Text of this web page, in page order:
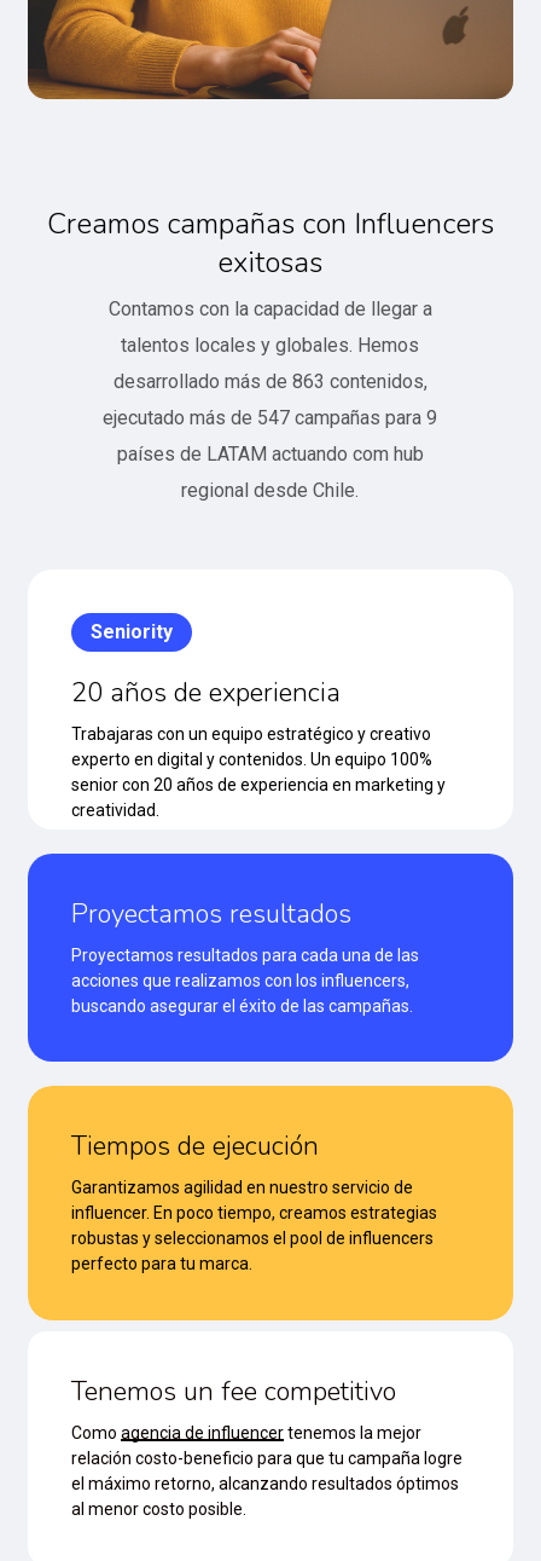
Creamos campañas con Influencers
exitosas
Contamos con la capacidad de llegar a
talentos locales y globales. Hemos
desarrollado más de 863 contenidos,
ejecutado más de 547 campañas para 9
países de LATAM actuando com hub
regional desde Chile.
Seniority
20 años de experiencia
Trabajaras con un equipo estratégico y creativo
experto en digital y contenidos. Un equipo 100%
senior con 20 años de experiencia en marketing y
creatividad.
Proyectamos resultados
Proyectamos resultados para cada una de las
acciones que realizamos con los influencers,
buscando asegurar el éxito de las campañas.
Tiempos de ejecución
Garantizamos agilidad en nuestro servicio de
influencer. En poco tiempo, creamos estrategias
robustas y seleccionamos el pool de influencers
perfecto para tu marca.
Tenemos un fee competitivo
Como agencia de influencertenemos la mejor
relación costo-beneficio para que tu campaña logre
el máximo retorno, alcanzando resultados óptimos
al menor costo posible.